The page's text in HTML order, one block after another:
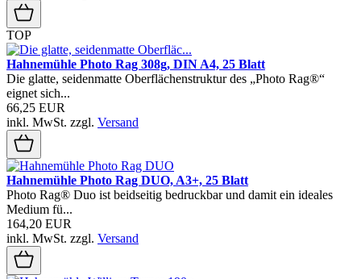
TOP
Hahnemühle Photo Rag 308g, DIN A4, 25 Blatt
Die glatte, seidenmatte Oberflächenstruktur des „Photo Rag®“
eignet sich...
66,25 EUR
inkl. MwSt. zzgl. Versand
Hahnemühle Photo Rag DUO, A3+, 25 Blatt
Photo Rag® Duo ist beidseitig bedruckbar und damit ein ideales
Medium fü...
164,20 EUR
inkl. MwSt. zzgl. Versand